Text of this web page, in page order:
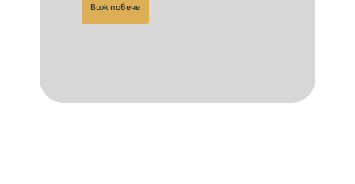
Виж повече